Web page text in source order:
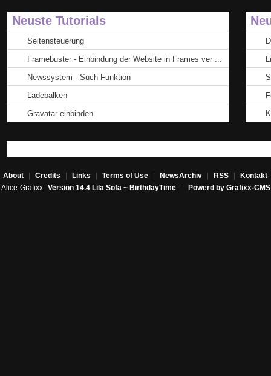
Neuste Tutorials
Seitensteuerung
Framebuster - Einbindung der Website in Frames ver ...
Newssystem - Such Funktion
Ladebalken
Gravatar einbinden
About Credits Links Terms of Use NewsArchiv RSS Kontakt
Alice-Grafixx Version 14.4 Lila Sofa ~ BirthdayTime - Powerd by Grafixx-CMS